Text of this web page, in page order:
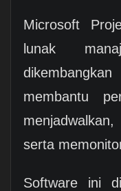
Microsoft
lunak
membantu
serta
Software ini